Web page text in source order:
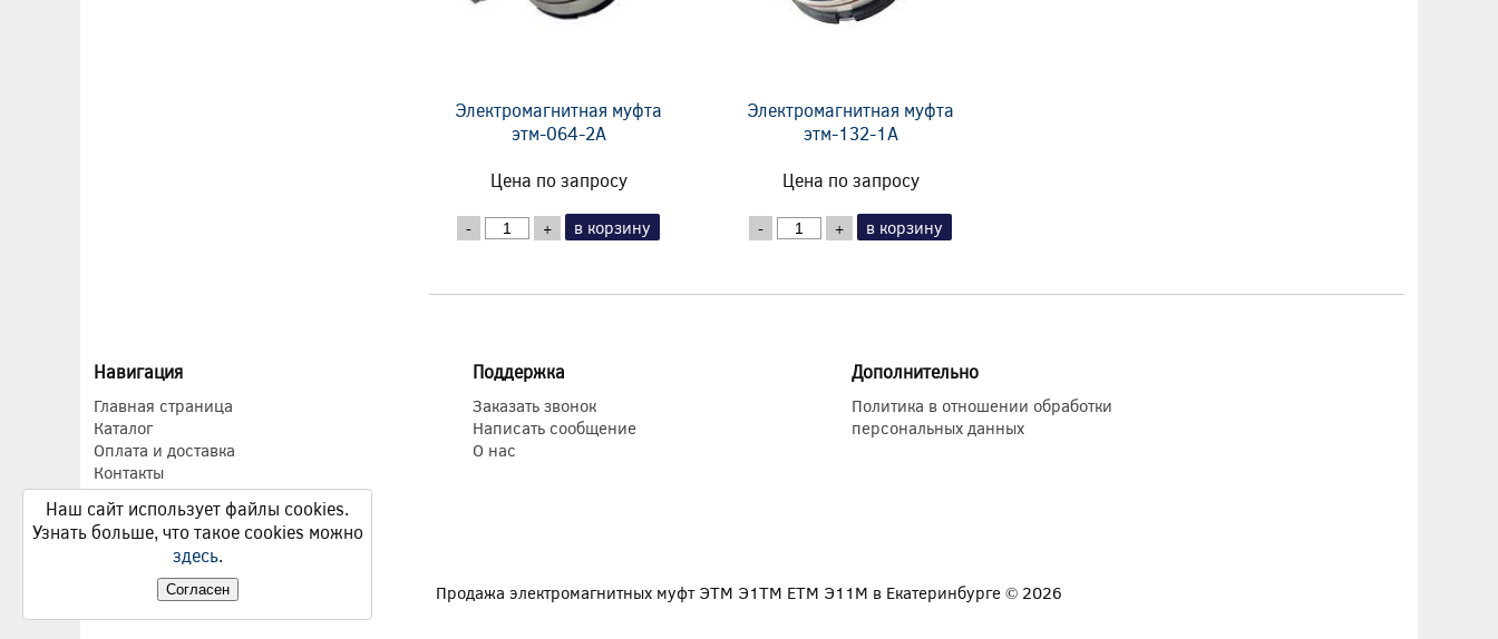
Электромагнитная муфта
этм-064-2А
Цена по запросу
- + в корзину
Электромагнитная муфта
этм-132-1А
Цена по запросу
- + в корзину
Навигация
Главная страница
Каталог
Оплата и доставка
Контакты
Поддержка
Заказать звонок
Написать сообщение
О нас
Дополнительно
Политика в отношении обработки
персональных данных
Продажа электромагнитных муфт ЭТМ Э1ТМ ETM Э11М в Екатеринбурге © 2026
Наш сайт использует файлы cookies.
Узнать больше, что такое cookies можно
здесь.
Согласен